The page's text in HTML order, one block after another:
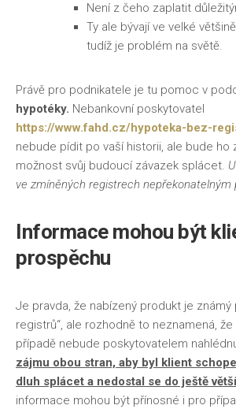
Není z čeho zaplatit
Ty ale bývají ve velké
tudíž je problém na světě.
Právě pro podnikatele je tu pomoc v
hypotéky. Nebankovní poskytovatel
https://www.fahd.cz/hypoteka-bez-
nebude pídit po vaší historii, ale bude ho
možnost svůj budoucí závazek splácet.
ve zmíněných registrech nepřekonatelným
Informace mohou být
prospěchu
Je pravda, že nabízený produkt je
registrů“, ale rozhodně to neznamená,
případě nebude poskytovatelem
zájmu obou stran, aby byl klient
dluh splácet a nedostal se do ještě
informace mohou být přínosné i pro